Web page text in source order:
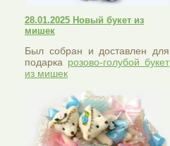
28.01.2025 Новый букет из
мишек
Был собран и доставлен для
подарка розово-голубой букет
из мишек